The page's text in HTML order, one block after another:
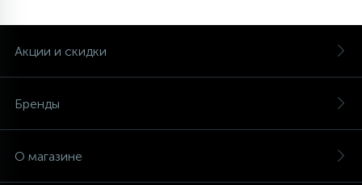
Акции и скидки
Бренды
О магазине